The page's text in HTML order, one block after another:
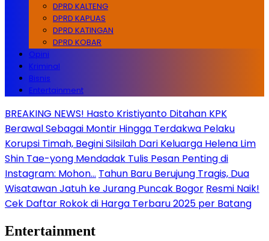
DPRD KALTENG
DPRD KAPUAS
DPRD KATINGAN
DPRD KOBAR
Opini
Kriminal
Bisnis
Entertainment
BREAKING NEWS! Hasto Kristiyanto Ditahan KPK
Berawal Sebagai Montir Hingga Terdakwa Pelaku
Korupsi Timah, Begini Silsilah Dari Keluarga Helena Lim
Shin Tae-yong Mendadak Tulis Pesan Penting di
Instagram: Mohon… Tahun Baru Berujung Tragis, Dua
Wisatawan Jatuh ke Jurang Puncak Bogor Resmi Naik!
Cek Daftar Rokok di Harga Terbaru 2025 per Batang
Entertainment